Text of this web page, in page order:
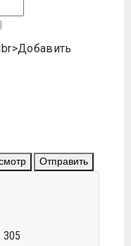
Добавить
Отправить
305